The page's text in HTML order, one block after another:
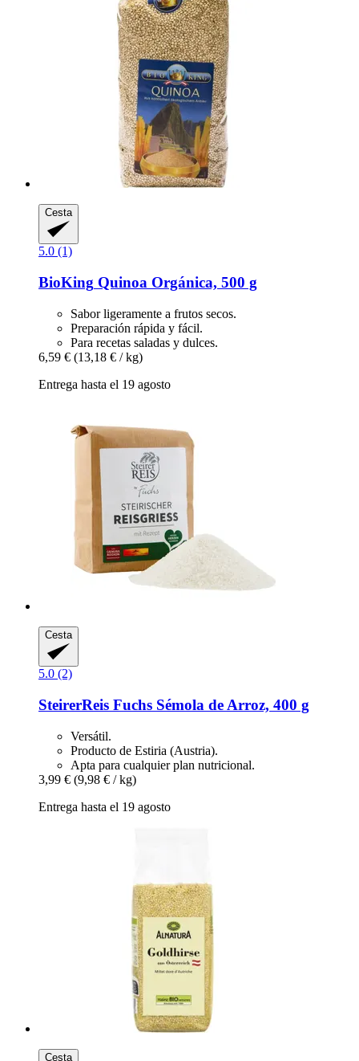
Cesta
5.0 (1)
BioKing Quinoa Orgánica, 500 g
Sabor ligeramente a frutos secos.
Preparación rápida y fácil.
Para recetas saladas y dulces.
6,59 € (13,18 € / kg)
Entrega hasta el 19 agosto
Cesta
5.0 (2)
SteirerReis Fuchs Sémola de Arroz, 400 g
Versátil.
Producto de Estiria (Austria).
Apta para cualquier plan nutricional.
3,99 € (9,98 € / kg)
Entrega hasta el 19 agosto
Cesta